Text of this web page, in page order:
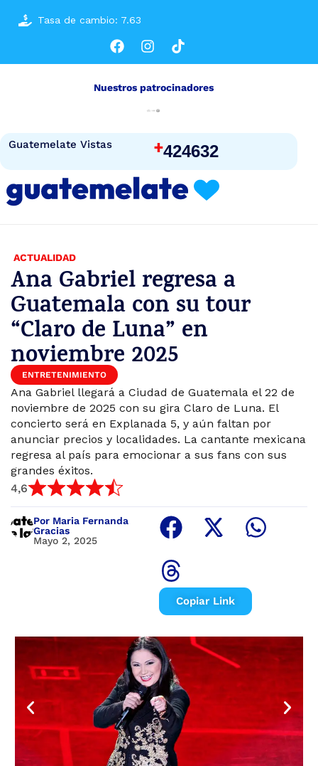
Tasa de cambio: 7.63
Guatemelate Vistas +424632
Nuestros patrocinadores
ACTUALIDAD
Ana Gabriel regresa a
Guatemala con su tour
“Claro de Luna” en
noviembre 2025
ENTRETENIMIENTO
Ana Gabriel llegará a Ciudad de Guatemala el 22 de
noviembre de 2025 con su gira Claro de Luna. El
concierto será en Explanada 5, y aún faltan por
anunciar precios y localidades. La cantante mexicana
regresa al país para emocionar a sus fans con sus
grandes éxitos.
4,6
Por Maria Fernanda
Gracias
Mayo 2, 2025
Copiar Link